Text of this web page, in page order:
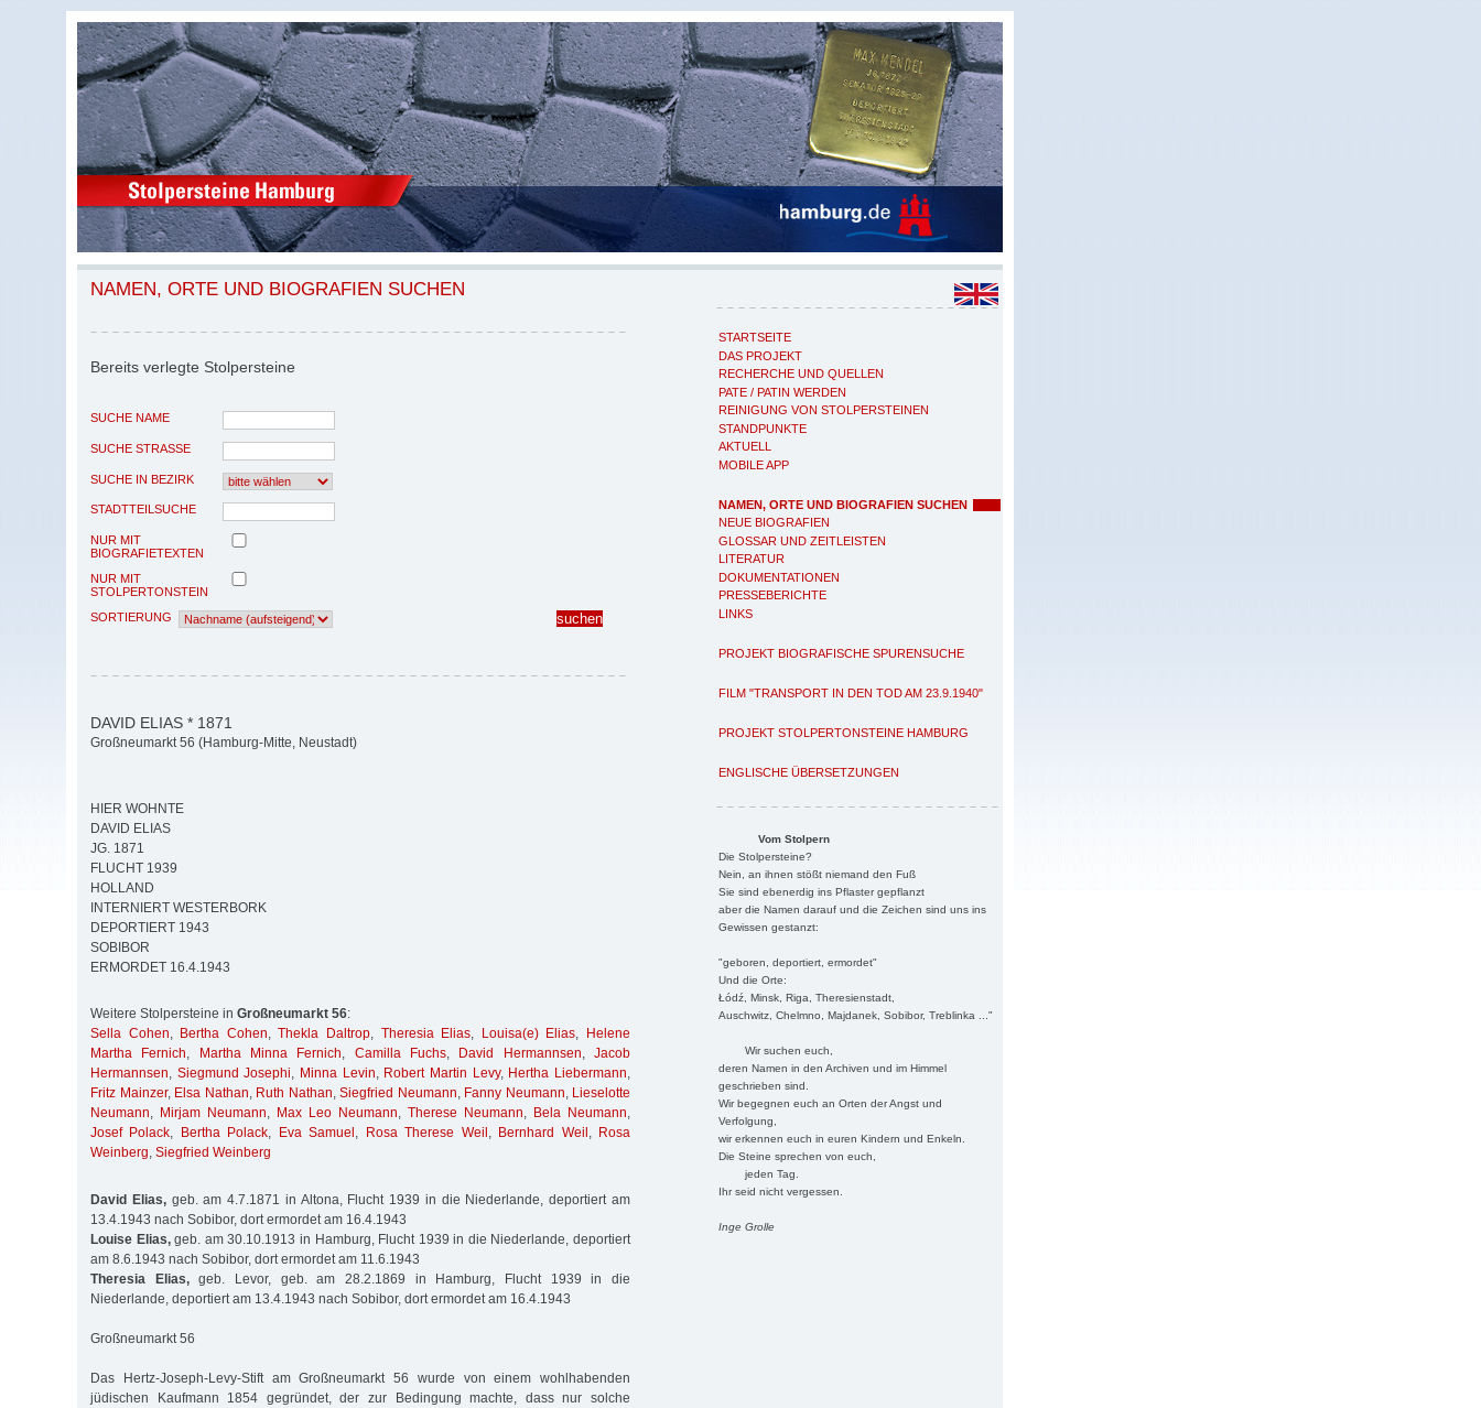
STARTSEITE
DAS PROJEKT
RECHERCHE UND QUELLEN
PATE / PATIN WERDEN
REINIGUNG VON STOLPERSTEINEN
STANDPUNKTE
AKTUELL
MOBILE APP
NAMEN, ORTE UND BIOGRAFIEN SUCHEN
NEUE BIOGRAFIEN
GLOSSAR UND ZEITLEISTEN
LITERATUR
DOKUMENTATIONEN
PRESSEBERICHTE
LINKS
PROJEKT BIOGRAFISCHE SPURENSUCHE
FILM "TRANSPORT IN DEN TOD AM 23.9.1940"
PROJEKT STOLPERTONSTEINE HAMBURG
ENGLISCHE ÜBERSETZUNGEN
Vom Stolpern
Die Stolpersteine?
Nein, an ihnen stößt niemand den Fuß
Sie sind ebenerdig ins Pflaster gepflanzt
aber die Namen darauf und die Zeichen sind uns ins
Gewissen gestanzt:
"geboren, deportiert, ermordet"
Und die Orte:
Łódź, Minsk, Riga, Theresienstadt,
Auschwitz, Chelmno, Majdanek, Sobibor, Treblinka ..."
Wir suchen euch,
deren Namen in den Archiven und im Himmel
geschrieben sind.
Wir begegnen euch an Orten der Angst und
Verfolgung,
wir erkennen euch in euren Kindern und Enkeln.
Die Steine sprechen von euch,
jeden Tag.
Ihr seid nicht vergessen.
Inge Grolle
NAMEN, ORTE UND BIOGRAFIEN SUCHEN
Bereits verlegte Stolpersteine
SUCHE NAME
SUCHE STRASSE
SUCHE IN BEZIRK
STADTTEILSUCHE
NUR MIT
BIOGRAFIETEXTEN
NUR MIT
STOLPERTONSTEIN
SORTIERUNG
DAVID ELIAS * 1871
Großneumarkt 56 (Hamburg-Mitte, Neustadt)
HIER WOHNTE
DAVID ELIAS
JG. 1871
FLUCHT 1939
HOLLAND
INTERNIERT WESTERBORK
DEPORTIERT 1943
SOBIBOR
ERMORDET 16.4.1943
Weitere Stolpersteine in Großneumarkt 56:
Sella Cohen, Bertha Cohen,Thekla Daltrop, Theresia Elias, Louisa(e) Elias,
Helene
Martha Fernich, Martha Minna Fernich, Camilla Fuchs, David Hermannsen,Jacob
Hermannsen, Siegmund Josephi, Minna Levin, Robert Martin Levy, Hertha Liebermann,
Fritz Mainzer, Elsa Nathan, Ruth Nathan, Siegfried Neumann, Fanny Neumann, Lieselotte
Neumann, Mirjam Neumann, Max Leo Neumann, Therese Neumann, Bela Neumann,
Josef Polack, Bertha Polack, Eva Samuel , Rosa Therese Weil , Bernhard Weil , Rosa
Weinberg, Siegfried Weinberg
David Elias,geb. am 4.7.1871 in Altona, Flucht 1939 in die Niederlande, deportiert am
13.4.1943 nach Sobibor, dort ermordet am 16.4.1943
Louise Elias,geb. am 30.10.1913 in Hamburg, Flucht 1939 in die Niederlande, deportiert
am 8.6.1943 nach Sobibor, dort ermordet am 11.6.1943
Theresia Elias,geb. Levor, geb. am 28.2.1869 in Hamburg, Flucht 1939 in die
Niederlande, deportiert am 13.4.1943 nach Sobibor, dort ermordet am 16.4.1943
Großneumarkt 56
Das Hertz-Joseph-Levy-Stift am Großneumarkt 56 wurde von einem wohlhabenden
jüdischen Kaufmann 1854 gegründet, der zur Bedingung machte, dass nur solche